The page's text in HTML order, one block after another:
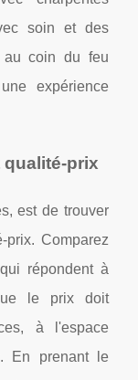
soin et des
au coin du feu
expérience
prix
est de trouver
Comparez
répondent à
le prix doit
à l'espace
En prenant le